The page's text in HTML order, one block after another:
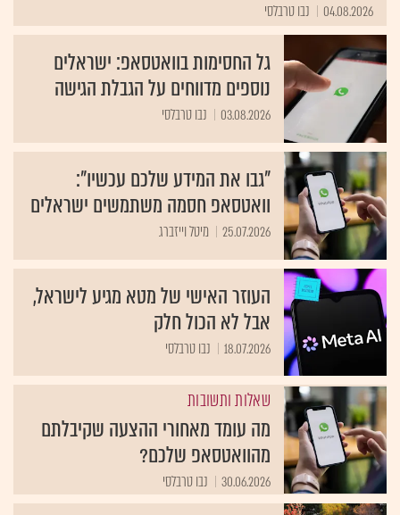
04.08.2026 נבו טרבלסי
גל החסימות בוואטסאפ: ישראלים
נוספים מדווחים על הגבלת הגישה
03.08.2026 נבו טרבלסי
"גבו את המידע שלכם עכשיו":
וואטסאפ חסמה משתמשים ישראלים
25.07.2026 מיטל וייזברג
העוזר האישי של מטא מגיע לישראל,
אבל לא הכול חלק
18.07.2026 נבו טרבלסי
שאלות ותשובות
מה עומד מאחורי ההצעה שקיבלתם
מהוואטסאפ שלכם?
30.06.2026 נבו טרבלסי